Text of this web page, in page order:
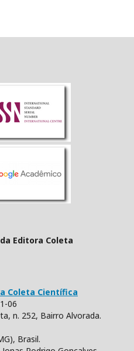
Editora Coleta
Coleta Científica
06
n. 252, Bairro Alvorada.
Brasil.